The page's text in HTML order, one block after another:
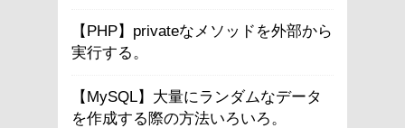
【PHP】privateなメソッドを外部から
実行する。
【MySQL】大量にランダムなデータ
を作成する際の方法いろいろ。